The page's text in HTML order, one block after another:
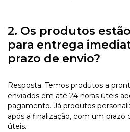
2. Os produtos
para entrega
prazo de envio?
Resposta: Temos produtos a
enviados em até 24 horas úteis
pagamento. Já produtos
após a finalização, com um prazo
úteis.